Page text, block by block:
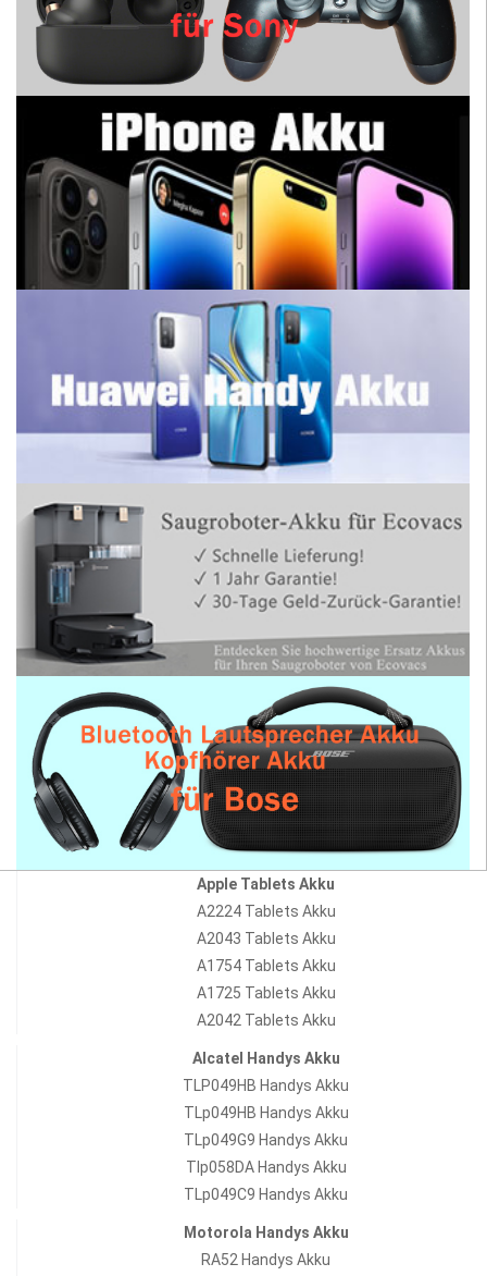
Apple Tablets Akku
A2224 Tablets Akku
A2043 Tablets Akku
A1754 Tablets Akku
A1725 Tablets Akku
A2042 Tablets Akku
Alcatel Handys Akku
TLP049HB Handys Akku
TLp049HB Handys Akku
TLp049G9 Handys Akku
Tlp058DA Handys Akku
TLp049C9 Handys Akku
Motorola Handys Akku
RA52 Handys Akku